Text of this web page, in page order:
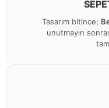
Tasarım bitince;
unutmayın